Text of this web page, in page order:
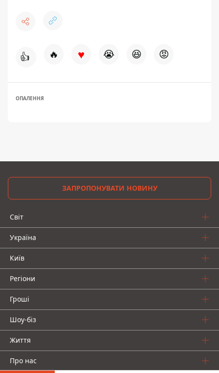
👍 🔥 ♥ 😭 😆 😡
ОПАЛЕННЯ
ЗАПРОПОНУВАТИ НОВИНУ
Світ
Україна
Київ
Регіони
Гроші
Шоу-біз
Життя
Про нас